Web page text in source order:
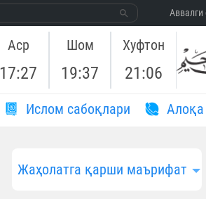
Aввалги
Аср
17:27
Шом
19:37
Хуфтон
21:06
Ислом сабоқлари Aлоқа
Жаҳолатга қарши маърифат